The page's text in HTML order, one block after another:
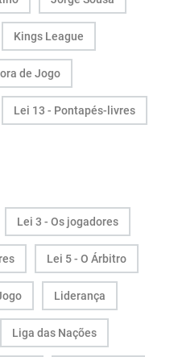
Kings League
de Jogo
Lei 13 - Pontapés-livres
Lei 3 - Os jogadores
Lei 5 - O Árbitro
Liderança
Liga das Nações